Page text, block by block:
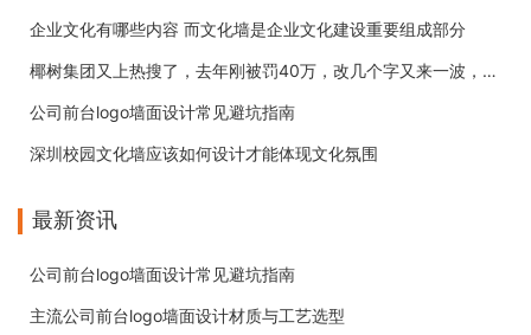
企业文化有哪些内容 而文化墙是企业文化建设重要组成部分
椰树集团又上热搜了，去年刚被罚40万，改几个字又来一波，牛!
公司前台logo墙面设计常见避坑指南
深圳校园文化墙应该如何设计才能体现文化氛围
最新资讯
公司前台logo墙面设计常见避坑指南
主流公司前台logo墙面设计材质与工艺选型